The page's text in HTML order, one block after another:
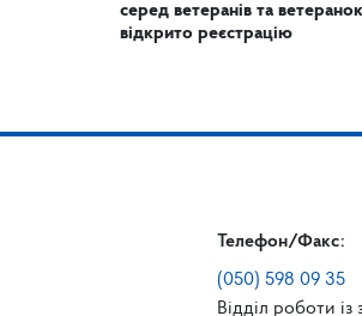
серед ветеранів та
відкрито реєстрацію
Телефон/Факс:
(050) 598 09 35
Відділ роботи із